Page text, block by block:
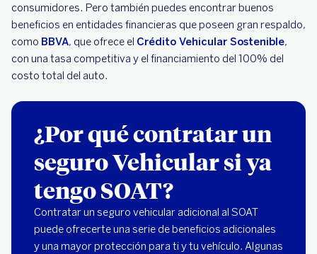
consumidores. Pero también puedes encontrar buenos
beneficios en entidades financieras que poseen gran respaldo,
como BBVA, que ofrece el Crédito Vehicular Sostenible,
con una tasa competitiva y el financiamiento del 100% del
costo total del auto.
¿Por qué contratar un
seguro Vehicular si ya
tengo SOAT?
Contratar un seguro vehicular adicional al SOAT
puede ofrecerte una serie de beneficios adicionales
y una mayor protección para ti y tu vehículo. Algunas